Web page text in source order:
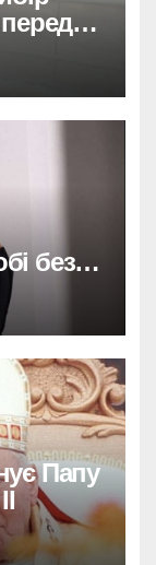
без
Папу